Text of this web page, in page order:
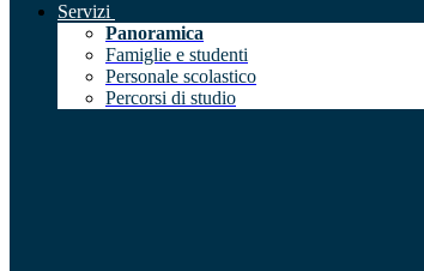
Servizi
Panoramica
Famiglie e studenti
Personale scolastico
Percorsi di studio